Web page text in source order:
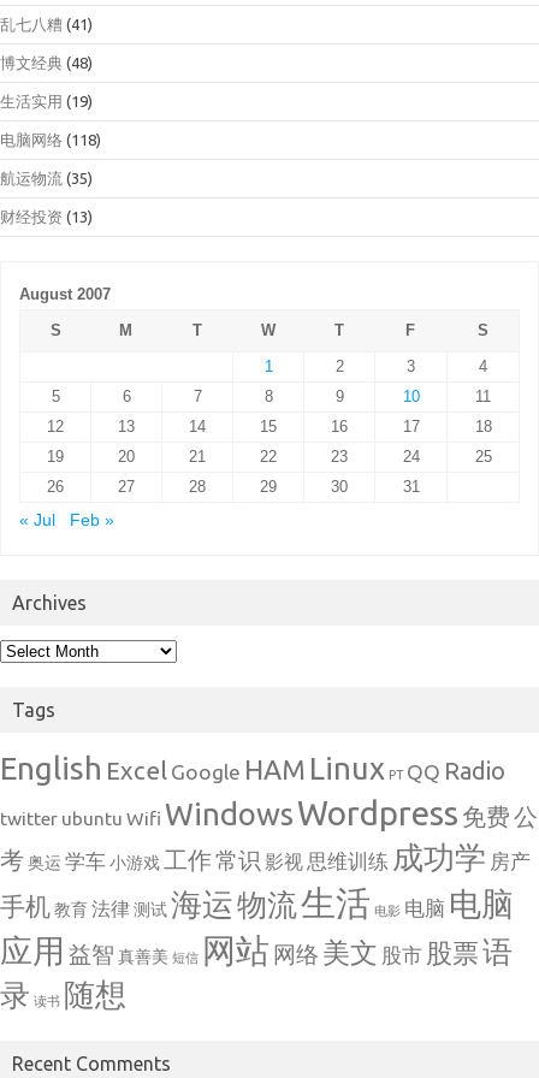
乱七八糟 (41)
博文经典 (48)
生活实用 (19)
电脑网络 (118)
航运物流 (35)
财经投资 (13)
August 2007
S
M T W T F
S
1
2 3
4
5
6 7 8 9 10
11
12
13 14 15 16 17
18
19
20 21 22 23 24
25
26
27 28 29 30
31
« Jul
Feb »
Archives
Archives
Tags
English Excel Google HAM Linux PT QQ Radio
twitter ubuntu Wifi WindowsWordpress 免费公
考奥运 学车小游戏 工作常识 影视 思维训练 成功学 房产
手机 教育法律测试海运物流生活 电影 电脑 电脑
应用 益智 真善美 短信 网站 网络 美文 股市 股票语
录 读书 随想
Recent Comments